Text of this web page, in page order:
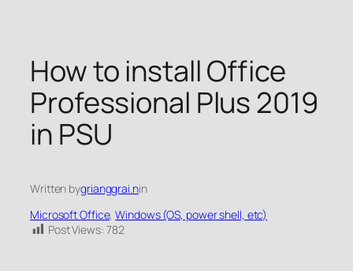
How to install Office
Professional Plus 2019
in PSU
Written bygrianggrai.nin
Microsoft Office, Windows (OS, power shell, etc)
Post Views: 782